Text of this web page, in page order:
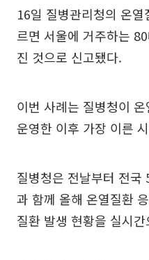
16일 질병관리청의 온
르면 서울에 거주하는
진 것으로 신고됐다.
이번 사례는 질병청이
운영한 이후 가장 이른
질병청은 전날부터 전
과 함께 올해 온열질환
질환 발생 현황을 실시